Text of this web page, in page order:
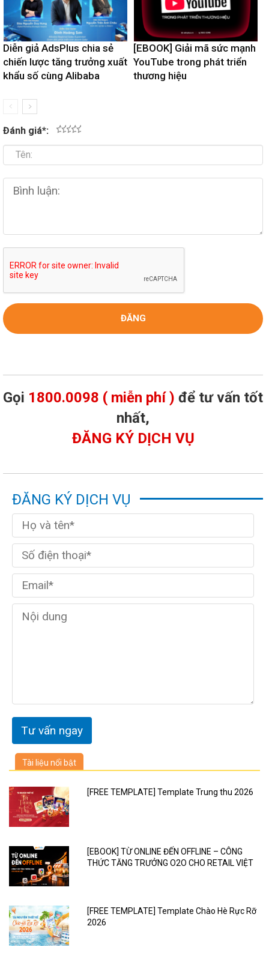
Diễn giả AdsPlus chia sẻ
chiến lược tăng trưởng xuất
khẩu số cùng Alibaba
[EBOOK] Giải mã sức mạnh
YouTube trong phát triển
thương hiệu
Đánh giá*:
Gọi 1800.0098 ( miễn phí ) để tư vấn tốt
nhất,
ĐĂNG KÝ DỊCH VỤ
ĐĂNG KÝ DỊCH VỤ
Tài liệu nổi bật
[FREE TEMPLATE] Template Trung thu 2026
[EBOOK] TỪ ONLINE ĐẾN OFFLINE – CÔNG
THỨC TĂNG TRƯỞNG O2O CHO RETAIL VIỆT
[FREE TEMPLATE] Template Chào Hè Rực Rỡ
2026